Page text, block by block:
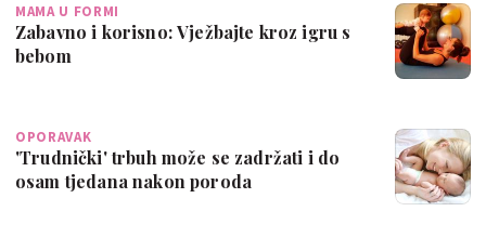
MAMA U FORMI
Zabavno i korisno: Vježbajte kroz igru s
bebom
OPORAVAK
'Trudnički' trbuh može se zadržati i do
osam tjedana nakon poroda